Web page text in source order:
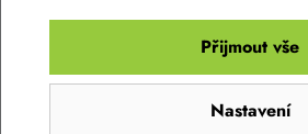
Nastavení
Přijmout vše